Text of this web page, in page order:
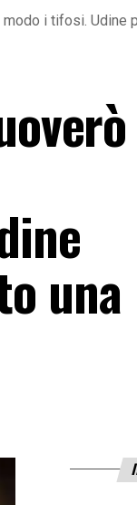
i tifosi. Udine
una